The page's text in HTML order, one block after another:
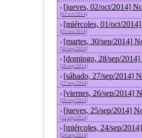
› [jueves, 02/oct/2014]
[02/oct/2014]
› [miércoles, 01/oct/
[01/oct/2014]
› [martes, 30/sep/2014]
[30/sep/2014]
› [domingo, 28/sep/
[28/sep/2014]
› [sábado, 27/sep/2014]
[27/sep/2014]
› [viernes, 26/sep/2014]
[26/sep/2014]
› [jueves, 25/sep/2014]
[25/sep/2014]
› [miércoles, 24/sep/
[24/sep/2014]